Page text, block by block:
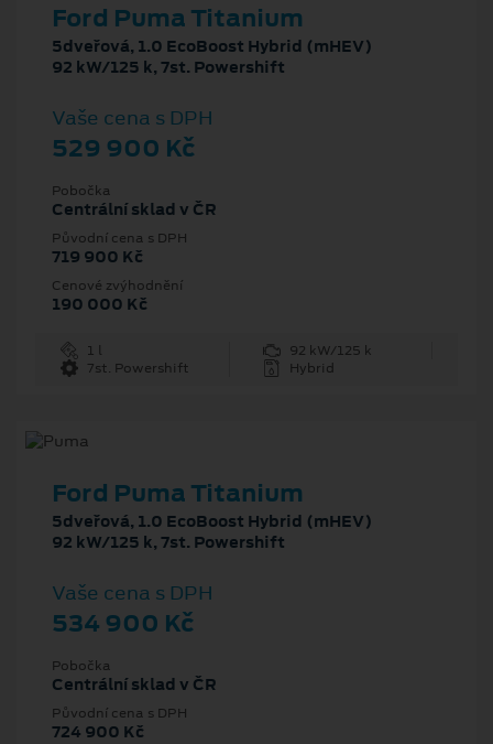
Ford Puma Titanium
5dveřová, 1.0 EcoBoost Hybrid (mHEV)
92 kW/125 k, 7st. Powershift
Vaše cena s DPH
529 900 Kč
Pobočka
Centrální sklad v ČR
Původní cena s DPH
719 900 Kč
Cenové zvýhodnění
190 000 Kč
1 l
92 kW/125 k
7st. Powershift
Hybrid
Ford Puma Titanium
5dveřová, 1.0 EcoBoost Hybrid (mHEV)
92 kW/125 k, 7st. Powershift
Vaše cena s DPH
534 900 Kč
Pobočka
Centrální sklad v ČR
Původní cena s DPH
724 900 Kč